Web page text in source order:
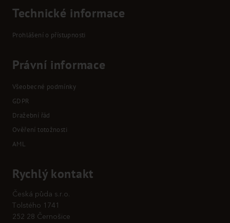
Technické informace
Prohlášení o přístupnosti
Právní informace
Všeobecné podmínky
GDPR
Dražební řád
Ověření totožnosti
AML
Rychlý kontakt
Česká půda s.r.o.
Tolstého 1741
252 28 Černošice